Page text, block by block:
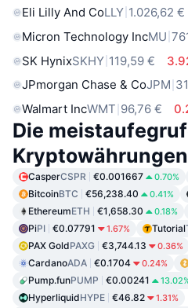
Eli Lilly And CoLLY 1.026,62 €
Micron Technology IncMU
SK HynixSKHY 119,59 €
JPmorgan Chase & CoJPM
Walmart IncWMT 96,76 €
Die
Kryptowährungen
CasperCSPR €0.001667 0.70%
BitcoinBTC €56,238.40 0.41%
EthereumETH €1,658.30 0.18%
PiPI €0.07791 1.67% Tutorial
PAX GoldPAXG €3,744.13 0.36%
CardanoADA €0.1704 0.24%
Pump.funPUMP €0.00241
HyperliquidHYPE €46.82 1.31%